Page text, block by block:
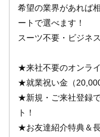
希望の業界があれば
ートで選べます！
スーツ不要・ビジネ
★来社不要のオンラ
★就業祝い金（
★新規・ご来社登録
ト！
★お友達紹介特典＆